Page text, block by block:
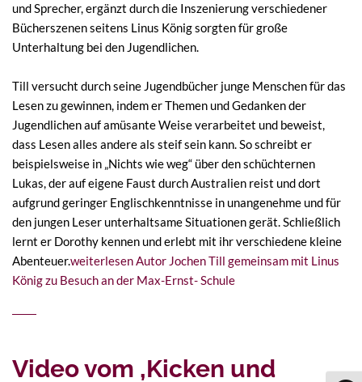
und Sprecher, ergänzt durch die Inszenierung verschiedener
Bücherszenen seitens Linus König sorgten für große
Unterhaltung bei den Jugendlichen.
Till versucht durch seine Jugendbücher junge Menschen für das
Lesen zu gewinnen, indem er Themen und Gedanken der
Jugendlichen auf amüsante Weise verarbeitet und beweist,
dass Lesen alles andere als steif sein kann. So schreibt er
beispielsweise in „Nichts wie weg“ über den schüchternen
Lukas, der auf eigene Faust durch Australien reist und dort
aufgrund geringer Englischkenntnisse in unangenehme und für
den jungen Leser unterhaltsame Situationen gerät. Schließlich
lernt er Dorothy kennen und erlebt mit ihr verschiedene kleine
Abenteuer.weiterlesenAutor Jochen Till gemeinsam mit Linus
König zu Besuch an der Max-Ernst- Schule
Video vom ‚Kicken und